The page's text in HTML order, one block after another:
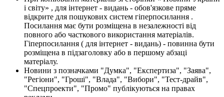
і світу» , для інтернет - видань - обов'язкове пряме
відкрите для пошукових систем гіперпосилання .
Посилання має бути розміщена в незалежності від
повного або часткового використання матеріалів.
Гіперпосилання ( для інтернет - видань) - повинна бути
розміщена в підзаголовку або в першому абзаці
матеріалу.
Новини з позначками "Думка", "Експертиза", "Заява",
"Регіони", "Гроші", "Влада", "Вибори", "Тест-драйв",
"Спецпроекти", "Промо" публікуються на правах